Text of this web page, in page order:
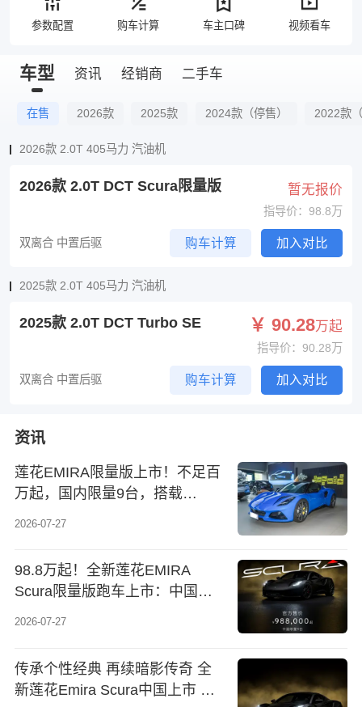
参数配置 购车计算 车主口碑 视频看车
车型 资讯 经销商 二手车
在售 2026款 2025款 2024款（停售） 2022款
2026款 2.0T 405马力 汽油机
2026款 2.0T DCT Scura限量版 暂无报价
指导价：98.8万
双离合 中置后驱 购车计算 加入对比
2025款 2.0T 405马力 汽油机
2025款 2.0T DCT Turbo SE ￥ 90.28万起
指导价：90.28万
双离合 中置后驱 购车计算 加入对比
资讯
莲花EMIRA限量版上市！不足百
万起，国内限量9台，搭载
2026-07-27
98.8万起！全新莲花EMIRA
Scura限量版跑车上市：中国仅9
2026-07-27
传承个性经典 再续暗影传奇 全
新莲花Emira Scura中国上市 仅